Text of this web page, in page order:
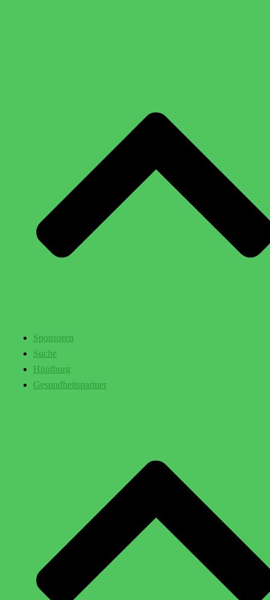
Sponsoren
Suche
Hüpfburg
Gesundheitspartner